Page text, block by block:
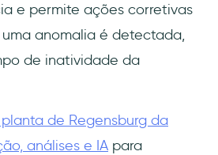
e permite ações corretivas
anomalia é detectada,
de inatividade da
de Regensburg da
análises e IA para